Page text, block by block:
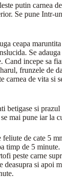
putin carnea
Se pune Intr-
ceapa
Se
Cand incepe sa
frunzele de
carnea de vita si
betigase si
mai pune iar la
de cate 5
timp de 5 minute.
peste carne
deasupra si apoi